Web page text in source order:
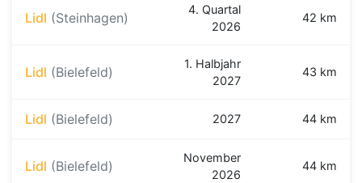
Lidl (Steinhagen)
4. Quartal
2026
42 km
Lidl (Bielefeld)
1. Halbjahr
2027
43 km
Lidl (Bielefeld) 2027 44 km
Lidl (Bielefeld)
November
2026
44 km